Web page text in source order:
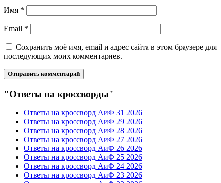
Имя *
Email *
Сохранить моё имя, email и адрес сайта в этом браузере для
последующих моих комментариев.
"Ответы на кроссворды"
Ответы на кроссворд АиФ 31 2026
Ответы на кроссворд АиФ 29 2026
Ответы на кроссворд АиФ 28 2026
Ответы на кроссворд АиФ 27 2026
Ответы на кроссворд АиФ 26 2026
Ответы на кроссворд АиФ 25 2026
Ответы на кроссворд АиФ 24 2026
Ответы на кроссворд АиФ 23 2026